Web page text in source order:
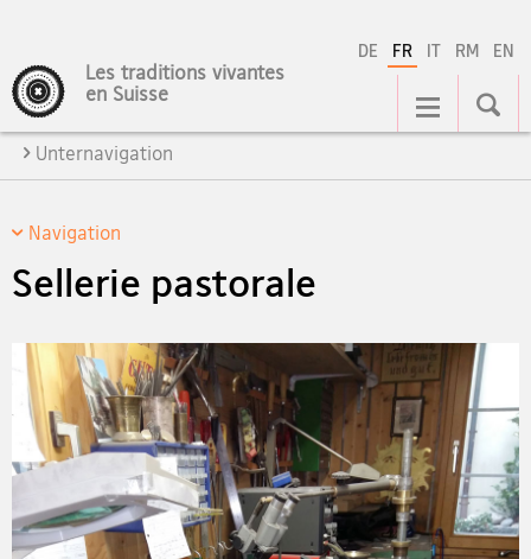
DE FR IT RM EN
Les traditions vivantes
en Suisse
Navigation
Unternavigation
Navigation
Sellerie pastorale